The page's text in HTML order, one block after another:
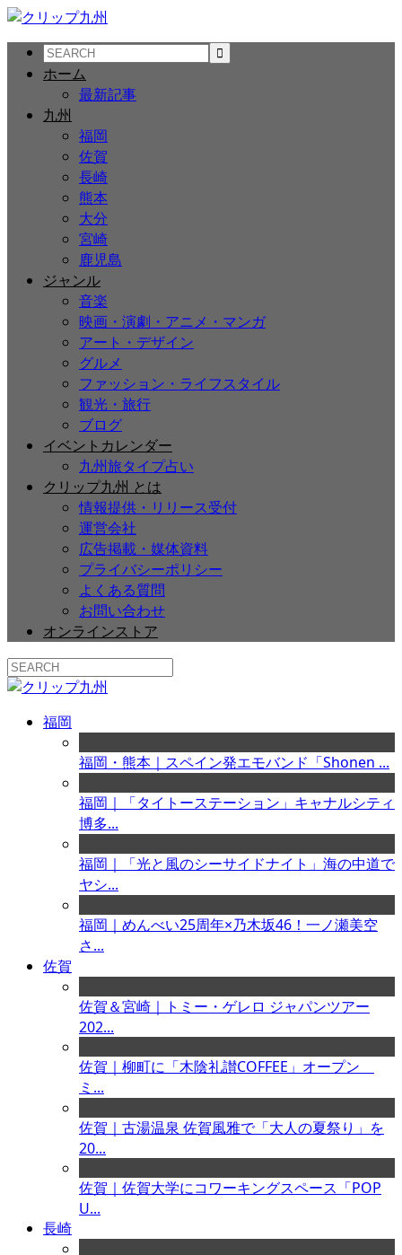
ホーム
最新記事
九州
福岡
佐賀
長崎
熊本
大分
宮崎
鹿児島
ジャンル
音楽
映画・演劇・アニメ・マンガ
アート・デザイン
グルメ
ファッション・ライフスタイル
観光・旅行
ブログ
イベントカレンダー
九州旅タイプ占い
クリップ九州 とは
情報提供・リリース受付
運営会社
広告掲載・媒体資料
プライバシーポリシー
よくある質問
お問い合わせ
オンラインストア
福岡
福岡・熊本｜スペイン発エモバンド「Shonen ...
福岡｜「タイトーステーション」キャナルシティ
博多...
福岡｜「光と風のシーサイドナイト」海の中道で
ヤシ...
福岡｜めんべい25周年×乃木坂46！一ノ瀬美空
さ...
佐賀
佐賀＆宮崎｜トミー・ゲレロ ジャパンツアー
202...
佐賀｜柳町に「木陰礼讃COFFEE」オープン
ミ...
佐賀｜古湯温泉 佐賀風雅で「大人の夏祭り」を
20...
佐賀｜佐賀大学にコワーキングスペース「POP
U...
長崎